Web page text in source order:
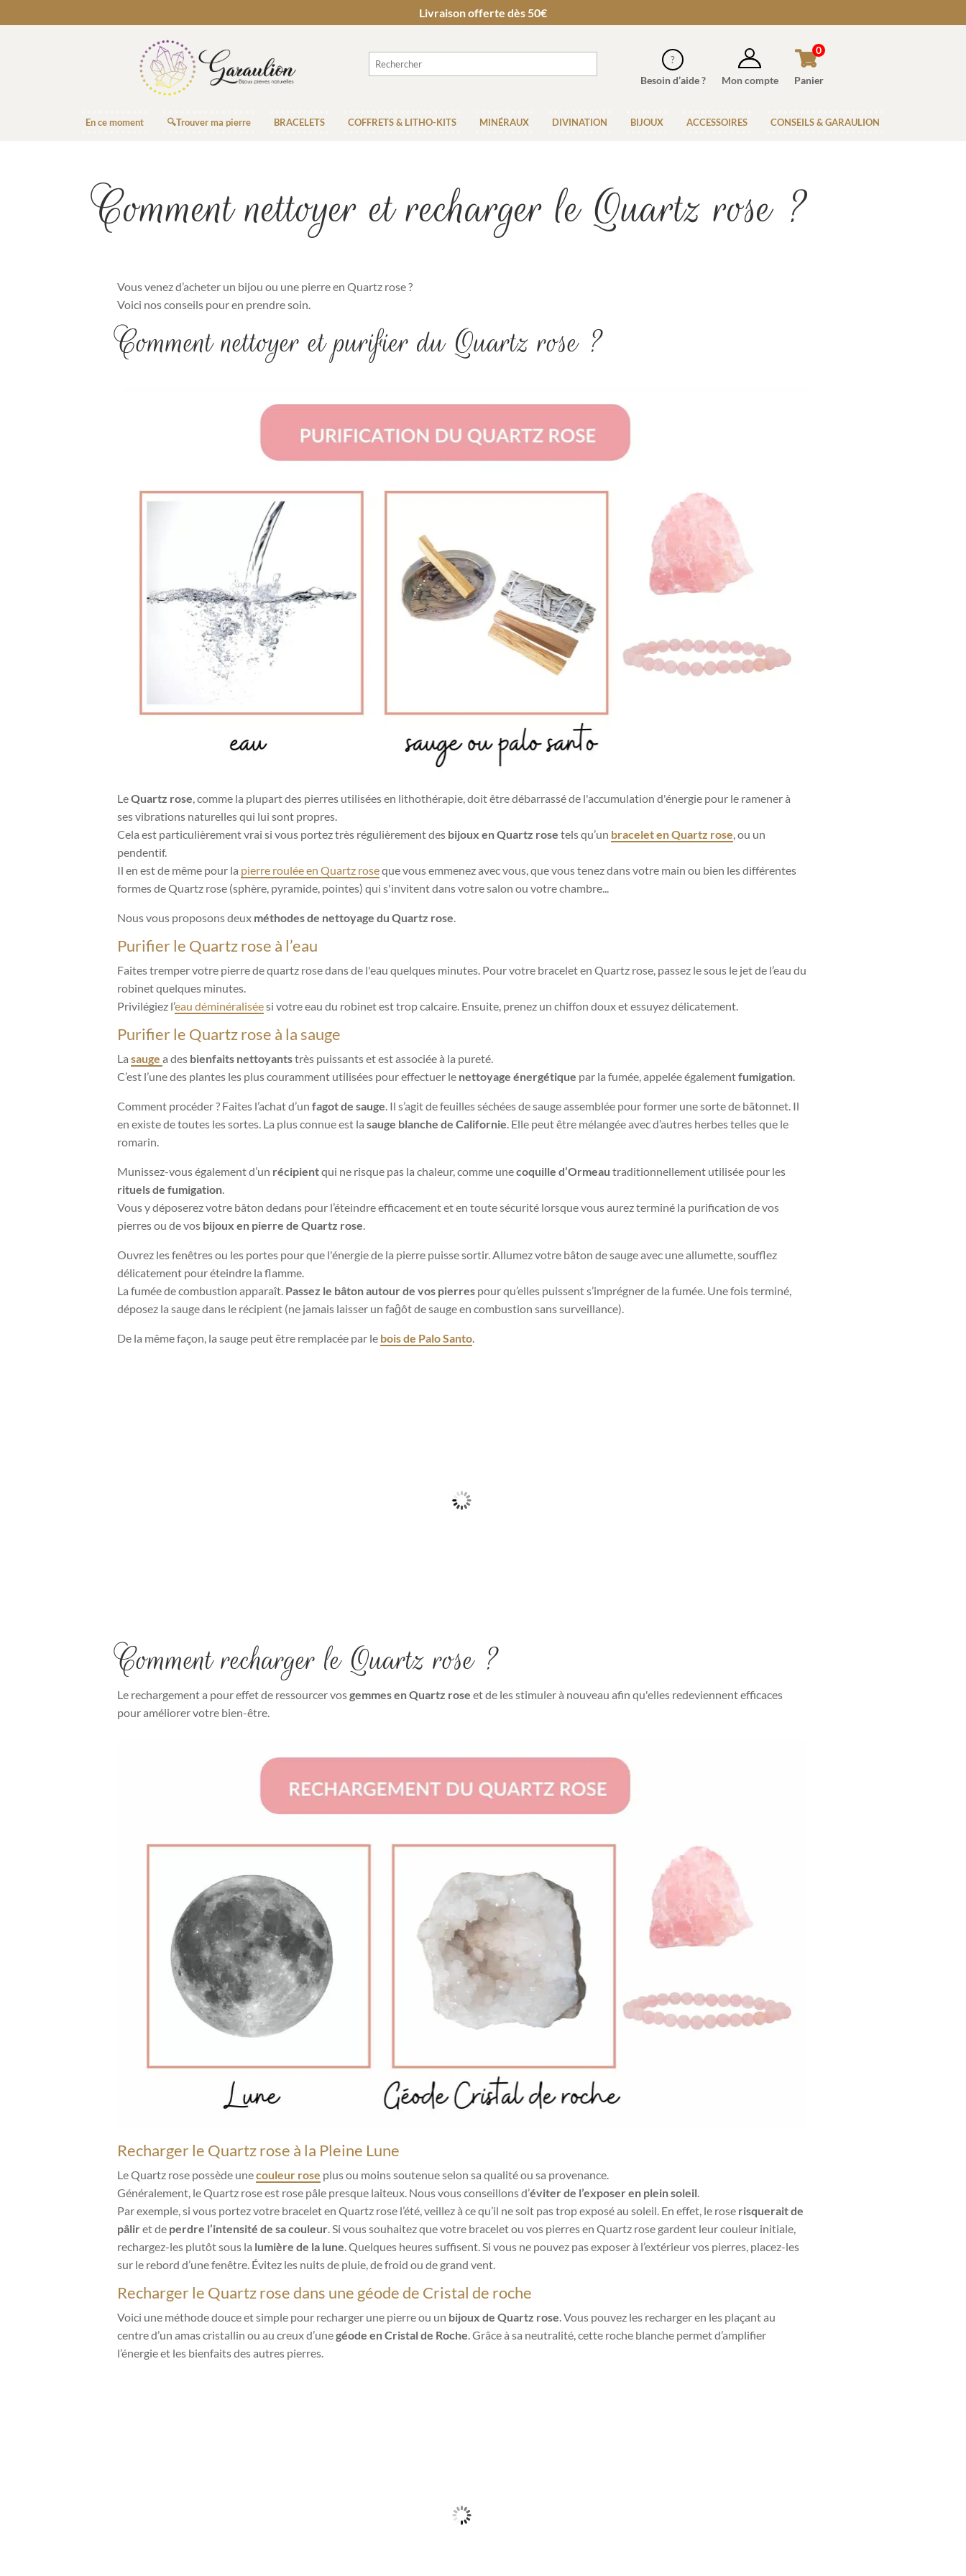
Livraison offerte dès 50€
Besoin d’aide ? Mon compte Panier
0
En ce moment 🔍Trouver ma pierre BRACELETS COFFRETS & LITHO-KITS MINÉRAUX DIVINATION BIJOUX ACCESSOIRES CONSEILS & GARAULION
Comment nettoyer et recharger le Quartz rose ?
Vous venez d’acheter un bijou ou une pierre en Quartz rose ?
Voici nos conseils pour en prendre soin.
Comment nettoyer et purifier du Quartz rose ?
LeQuartz rose, comme la plupart des pierres utilisées en lithothérapie, doit être débarrassé de l'accumulation d'énergie pour le ramener à
ses vibrations naturelles qui lui sont propres.
Cela est particulièrement vrai si vous portez très régulièrement des bijoux en Quartz rose tels qu’un bracelet en Quartz rose, ou un
pendentif.
Il en est de même pour la pierre roulée en Quartz roseque vous emmenez avec vous, que vous tenez dans votre main ou bien les différentes
formes de Quartz rose (sphère, pyramide, pointes) qui s'invitent dans votre salon ou votre chambre...
Nous vous proposons deux méthodes de nettoyage du Quartz rose.
Purifier le Quartz rose à l’eau
Faites tremper votre pierre de quartz rose dans de l'eau quelques minutes. Pour votre bracelet en Quartz rose, passez le sous le jet de l’eau du
robinet quelques minutes.
Privilégiez l’eau déminéraliséesi votre eau du robinet est trop calcaire. Ensuite, prenez un chiffon doux et essuyez délicatement.
Purifier le Quartz rose à la sauge
La sauge a des bienfaits nettoyantstrès puissants et est associée à la pureté.
C’est l’une des plantes les plus couramment utilisées pour effectuer le nettoyage énergétique par la fumée, appelée égalementfumigation.
Comment procéder ? Faites l’achat d’un fagot de sauge. Il s’agit de feuilles séchées de sauge assemblée pour former une sorte de bâtonnet. Il
en existe de toutes les sortes. La plus connue est la sauge blanche de Californie. Elle peut être mélangée avec d’autres herbes telles que le
romarin.
Munissez-vous également d’un récipientqui ne risque pas la chaleur, comme unecoquille d’Ormeau traditionnellement utilisée pour les
rituels de fumigation.
Vous y déposerez votre bâton dedans pour l’éteindre efficacement et en toute sécurité lorsque vous aurez terminé la purification de vos
pierres ou de vosbijoux en pierre de Quartz rose.
Ouvrez les fenêtres ou les portes pour que l'énergie de la pierre puisse sortir. Allumez votre bâton de sauge avec une allumette, soufflez
délicatement pour éteindre la flamme.
La fumée de combustion apparaît. Passez le bâton autour de vos pierrespour qu’elles puissent s’imprégner de la fumée. Une fois terminé,
déposez la sauge dans le récipient (ne jamais laisser un faĝôt de sauge en combustion sans surveillance).
De la même façon, la sauge peut être remplacée par le bois de Palo Santo.
Coffrets découverte ,Litho-kits ,Purification & rechargement
Comment recharger le Quartz rose ?
Le rechargement a pour effet de ressourcer vosgemmes en Quartz rose et de les stimuler à nouveau afin qu'elles redeviennent efficaces
pour améliorer votre bien-être.
Recharger le Quartz rose à la Pleine Lune
Le Quartz rose possède unecouleur rose plus ou moins soutenue selon sa qualité ou sa provenance.
Généralement, le Quartz rose est rose pâle presque laiteux. Nous vous conseillons d’éviter de l’exposer en plein soleil.
Par exemple, si vous portez votre bracelet en Quartz rose l’été, veillez à ce qu’il ne soit pas trop exposé au soleil. En effet, le rose risquerait de
pâliret de perdre l’intensité de sa couleur. Si vous souhaitez que votre bracelet ou vos pierres en Quartz rose gardent leur couleur initiale,
rechargez-les plutôt sous la lumière de la lune. Quelques heures suffisent. Si vous ne pouvez pas exposer à l’extérieur vos pierres, placez-les
sur le rebord d’une fenêtre. Évitez les nuits de pluie, de froid ou de grand vent.
Recharger le Quartz rose dans une géode de Cristal de roche
Voici une méthode douce et simple pour recharger une pierre ou un bijoux de Quartz rose. Vous pouvez les recharger en les plaçant au
centre d’un amas cristallin ou au creux d’unegéode en Cristal de Roche. Grâce à sa neutralité, cette roche blanche permet d’amplifier
l’énergie et les bienfaits des autres pierres.